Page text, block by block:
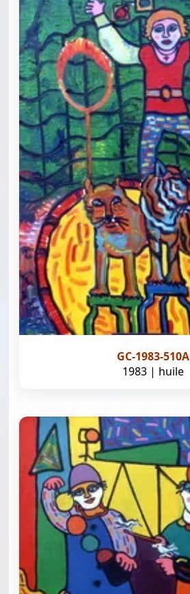
GC-1983-510A
1983 | huile